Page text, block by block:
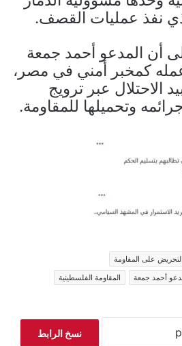
نفذ عمليات القصف.
أن المدعو أحمد جمعة
كمخبر أمني في مصر،
الاحتلال عبر ترويج
وتحميلها للمقاومة.
التحريض على المقاومة
أحمد جمعة
المقاومة الفلسطينية
نسخ الرابط